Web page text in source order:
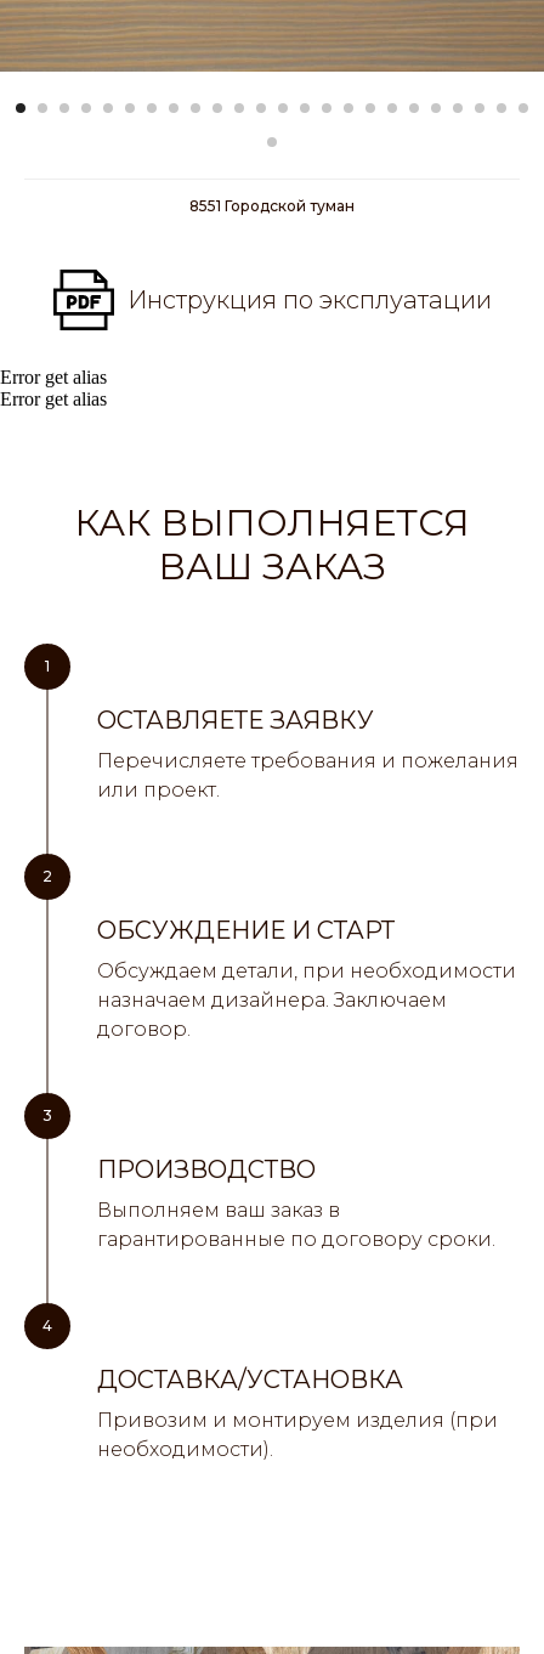
8551 Городской туман
Инструкция по эксплуатации
Error get alias
Error get alias
КАК ВЫПОЛНЯЕТСЯ
ВАШ ЗАКАЗ
1
ОСТАВЛЯЕТЕ ЗАЯВКУ
Перечисляете требования и пожелания
или проект.
2
ОБСУЖДЕНИЕ И СТАРТ
Обсуждаем детали, при необходимости
назначаем дизайнера. Заключаем
договор.
3
ПРОИЗВОДСТВО
Выполняем ваш заказ в
гарантированные по договору сроки.
4
ДОСТАВКА/УСТАНОВКА
Привозим и монтируем изделия (при
необходимости).